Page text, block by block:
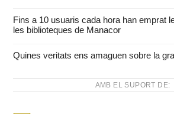
Fins a 10 usuaris cada hora han emprat
les biblioteques de Manacor
Quines veritats ens amaguen sobre la
AMB EL SUPORT DE: